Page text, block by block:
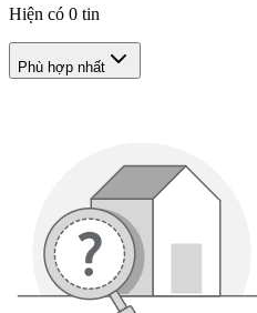
Hiện có 0 tin
Phù hợp nhất